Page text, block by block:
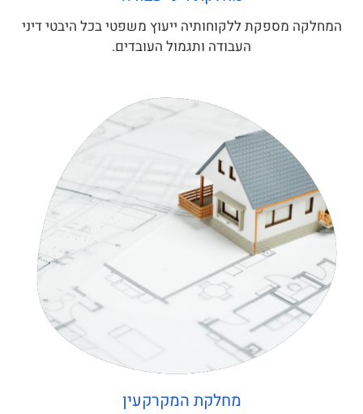
המחלקה מספקת ללקוחותיה ייעוץ משפטי בכל היבטי דיני
העבודה ותגמול העובדים.
מחלקת המקרקעין